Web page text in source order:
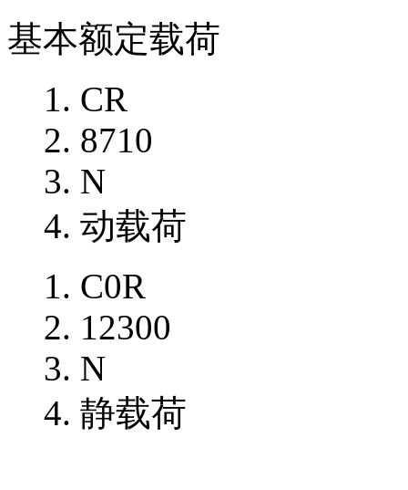
基本额定载荷
CR
8710
N
动载荷
C0R
12300
N
静载荷